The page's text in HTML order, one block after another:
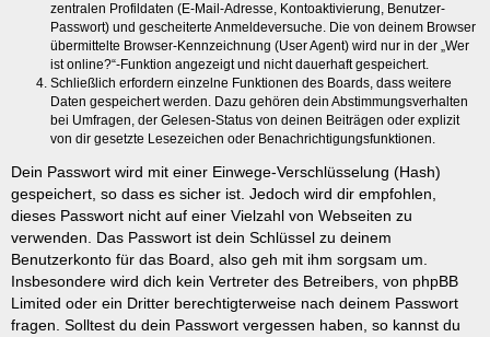
zentralen Profildaten (E-Mail-Adresse, Kontoaktivierung, Benutzer-
Passwort) und gescheiterte Anmeldeversuche. Die von deinem Browser
übermittelte Browser-Kennzeichnung (User Agent) wird nur in der „Wer
ist online?“-Funktion angezeigt und nicht dauerhaft gespeichert.
Schließlich erfordern einzelne Funktionen des Boards, dass weitere
Daten gespeichert werden. Dazu gehören dein Abstimmungsverhalten
bei Umfragen, der Gelesen-Status von deinen Beiträgen oder explizit
von dir gesetzte Lesezeichen oder Benachrichtigungsfunktionen.
Dein Passwort wird mit einer Einwege-Verschlüsselung (Hash)
gespeichert, so dass es sicher ist. Jedoch wird dir empfohlen,
dieses Passwort nicht auf einer Vielzahl von Webseiten zu
verwenden. Das Passwort ist dein Schlüssel zu deinem
Benutzerkonto für das Board, also geh mit ihm sorgsam um.
Insbesondere wird dich kein Vertreter des Betreibers, von phpBB
Limited oder ein Dritter berechtigterweise nach deinem Passwort
fragen. Solltest du dein Passwort vergessen haben, so kannst du